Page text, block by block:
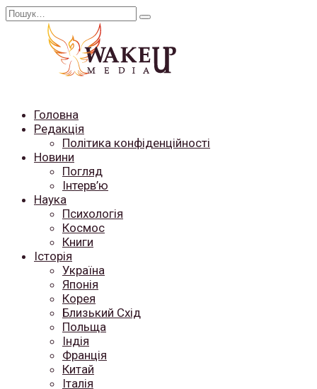
Перейти
Search
Головна
Редакція
Політика конфіденційності
Новини
Погляд
Інтерв’ю
Наука
Психологія
Космос
Книги
Історія
Україна
Японія
Корея
Близький Схід
Польща
Індія
Франція
Китай
Італія